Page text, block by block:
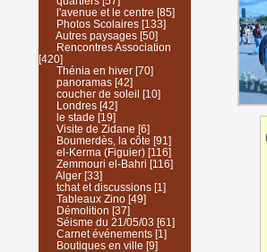
l'avenue et le centre [85]
Photos Scolaires[133]
Autres paysages[50]
Rencontres Association
[420]
Thénia en hiver[70]
panoramas[42]
coucher de soleil [10]
Londres[42]
le stade [19]
Visite de Zidane [6]
Boumerdès, la côte [91]
el-Kerma (Figuier)[116]
Zemmouri el-Bahri [116]
Alger[33]
tchat et discussions[1]
Tableaux Zino[49]
Démolition [37]
Séisme du 21/05/03 [61]
Carnet événements[1]
Boutiques en ville [9]